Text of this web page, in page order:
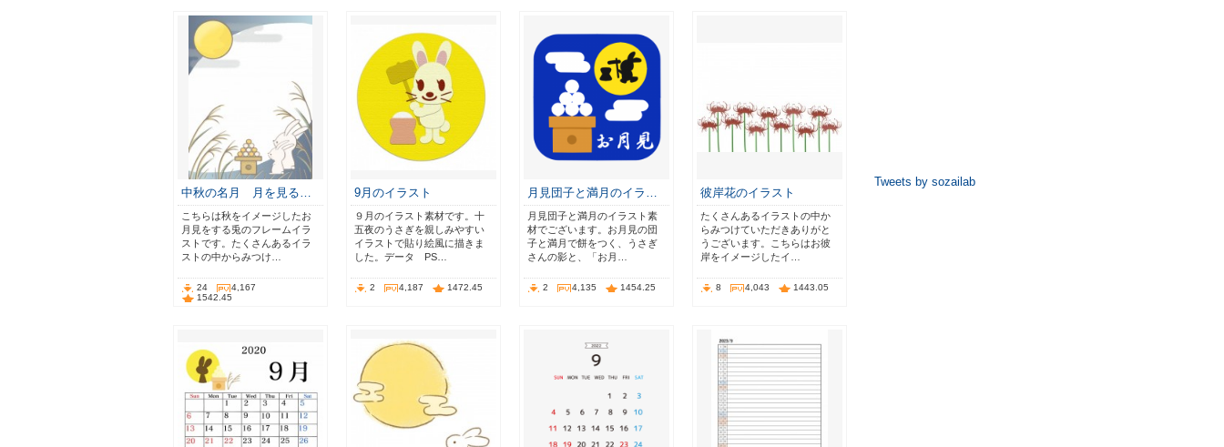
中秋の名月 月を見る…
こちらは秋をイメージしたお
月見をする兎のフレームイラ
ストです。たくさんあるイラ
ストの中からみつけ…
24
4,167
1542.45
9月のイラスト
９月のイラスト素材です。十
五夜のうさぎを親しみやすい
イラストで貼り絵風に描きま
した。データ PS…
2 4,187 1472.45
月見団子と満月のイラ…
月見団子と満月のイラスト素
材でございます。お月見の団
子と満月で餅をつく、うさぎ
さんの影と、「お月…
2 4,135 1454.25
彼岸花のイラスト
たくさんあるイラストの中か
らみつけていただきありがと
うございます。こちらはお彼
岸をイメージしたイ…
8 4,043 1443.05
Tweets by sozailab